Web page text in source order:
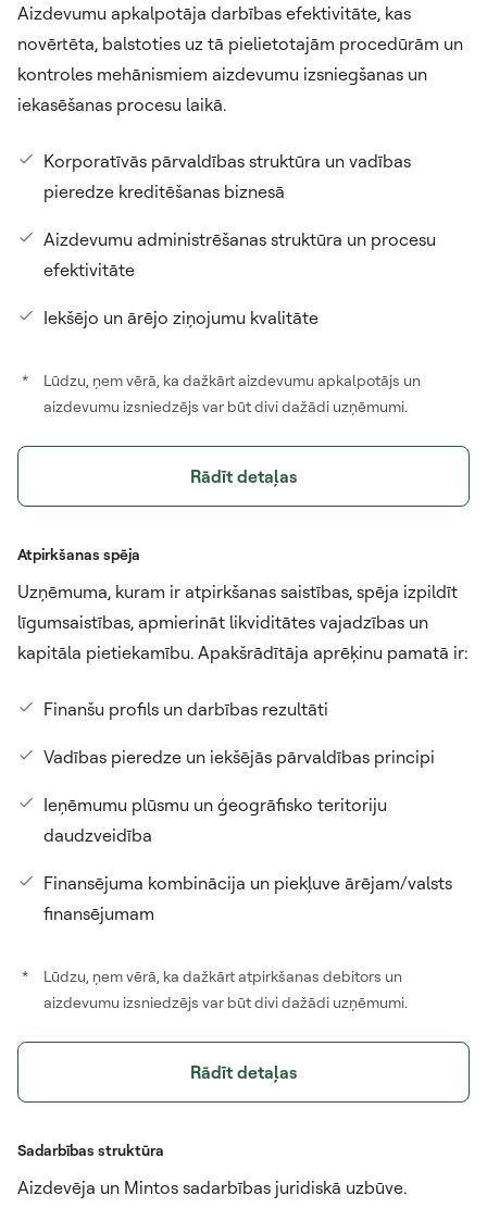
Aizdevumu apkalpotāja darbības efektivitāte, kas
novērtēta, balstoties uz tā pielietotajām procedūrām un
kontroles mehānismiem aizdevumu izsniegšanas un
iekasēšanas procesu laikā.
Korporatīvās pārvaldības struktūra un vadības
pieredze kreditēšanas biznesā
Aizdevumu administrēšanas struktūra un procesu
efektivitāte
Iekšējo un ārējo ziņojumu kvalitāte
*
Lūdzu, ņem vērā, ka dažkārt aizdevumu apkalpotājs un
aizdevumu izsniedzējs var būt divi dažādi uzņēmumi.
Rādīt detaļas
Atpirkšanas spēja
Uzņēmuma, kuram ir atpirkšanas saistības, spēja izpildīt
līgumsaistības, apmierināt likviditātes vajadzības un
kapitāla pietiekamību. Apakšrādītāja aprēķinu pamatā ir:
Finanšu profils un darbības rezultāti
Vadības pieredze un iekšējās pārvaldības principi
Ieņēmumu plūsmu un ģeogrāfisko teritoriju
daudzveidība
Finansējuma kombinācija un piekļuve ārējam/valsts
finansējumam
*
Lūdzu, ņem vērā, ka dažkārt atpirkšanas debitors un
aizdevumu izsniedzējs var būt divi dažādi uzņēmumi.
Rādīt detaļas
Sadarbības struktūra
Aizdevēja un Mintos sadarbības juridiskā uzbūve.